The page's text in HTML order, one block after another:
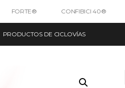
FORTE® CONFIBICI 40®
PRODUCTOS DE CICLOVÍAS